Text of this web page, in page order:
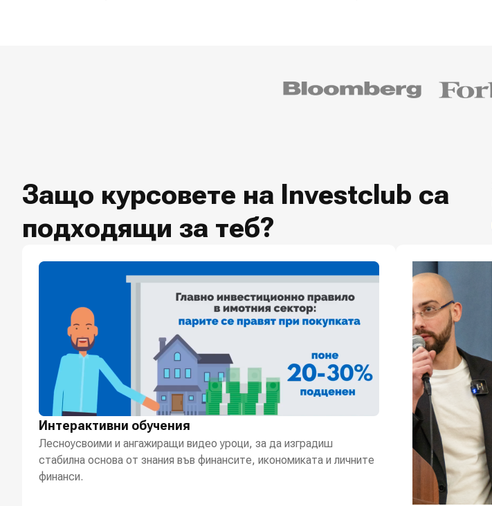
Защо курсовете на Investclub са
подходящи за теб?
Интерактивни обучения
Лесноусвоими и ангажиращи видео уроци, за да изградиш
стабилна основа от знания във финансите, икономиката и личните
финанси.